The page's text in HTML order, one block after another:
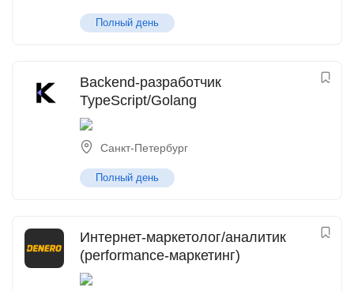
Полный день
Backend-разработчик
TypeScript/Golang
Санкт-Петербург
Полный день
Интернет-маркетолог/аналитик
(performance-маркетинг)